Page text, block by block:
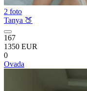
2 foto
Tanya 🍑
167
1350 EUR
0
Ovada